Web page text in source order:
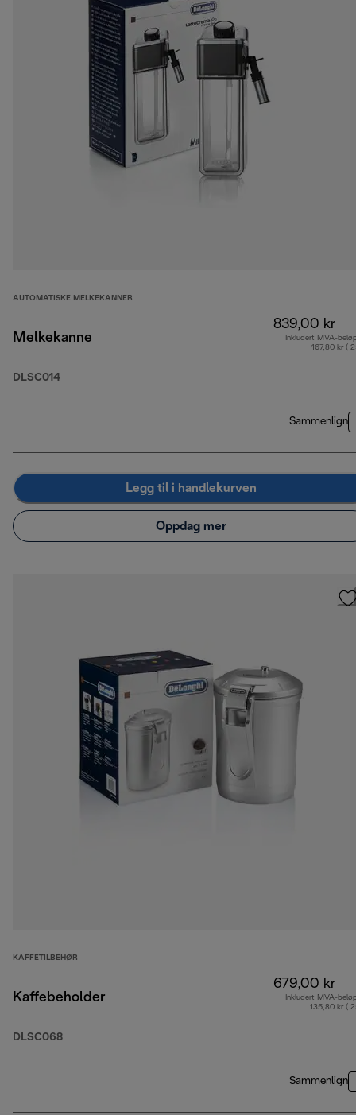
AUTOMATISKE MELKEKANNER
Melkekanne
DLSC014
839,00 kr
Inkludert MVA-
167,80 kr (
Sammenlign
Legg til i handlekurven
Oppdag mer
KAFFETILBEHØR
Kaffebeholder
DLSC068
679,00 kr
Inkludert MVA-
135,80 kr (
Sammenlign